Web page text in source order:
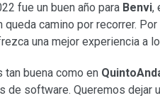
fue un buen año para Benvi,
queda camino por recorrer.
una mejor experiencia a
tan buena como en
de software. Queremos dejar